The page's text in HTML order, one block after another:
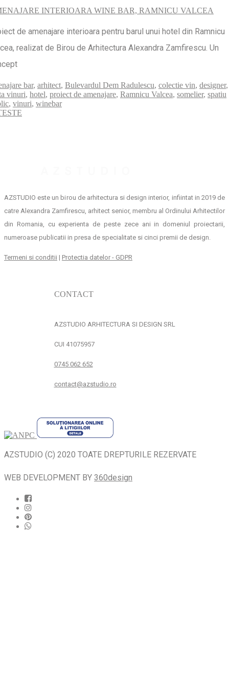
INTERIOARA WINE BAR, RAMNICU VALCEA
de amenajare interioara pentru barul unui hotel din Ramnicu
realizat de Birou de Arhitectura Alexandra Zamfirescu. Un
bar, arhitect, Bulevardul Dem Radulescu, colectie vin, designer,
vinuri, hotel, proiect de amenajare, Ramnicu Valcea, somelier, spatiu
, vinuri, winebar
AZSTUDIO este un birou de arhitectura si design interior, infiintat in 2019 de
catre Alexandra Zamfirescu, arhitect senior, membru al Ordinului Arhitectilor
din Romania, cu experienta de peste zece ani in domeniul proiectarii,
numeroase publicatii in presa de specialitate si cinci premii de design.
Termeni si conditii | Protectia datelor - GDPR
CONTACT
AZSTUDIO ARHITECTURA SI DESIGN SRL
CUI 41075957
0745 062 652
contact@azstudio.ro
AZSTUDIO (C) 2020 TOATE DREPTURILE REZERVATE
WEB DEVELOPMENT BY 360design